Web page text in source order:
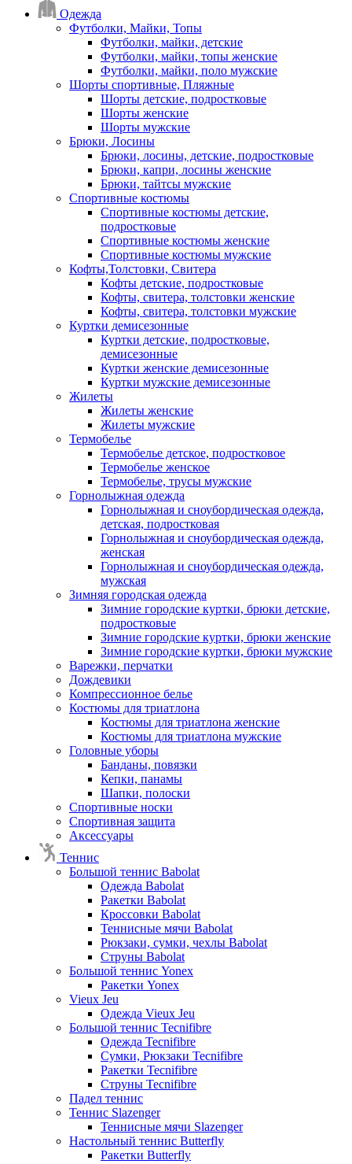
Одежда
Футболки, Майки, Топы
Футболки, майки, детские
Футболки, майки, топы женские
Футболки, майки, поло мужские
Шорты спортивные, Пляжные
Шорты детские, подростковые
Шорты женские
Шорты мужские
Брюки, Лосины
Брюки, лосины, детские, подростковые
Брюки, капри, лосины женские
Брюки, тайтсы мужские
Спортивные костюмы
Спортивные костюмы детские,
подростковые
Спортивные костюмы женские
Спортивные костюмы мужские
Кофты,Толстовки, Свитера
Кофты детские, подростковые
Кофты, свитера, толстовки женские
Кофты, свитера, толстовки мужские
Куртки демисезонные
Куртки детские, подростковые,
демисезонные
Куртки женские демисезонные
Куртки мужские демисезонные
Жилеты
Жилеты женские
Жилеты мужские
Термобелье
Термобелье детское, подростковое
Термобелье женское
Термобелье, трусы мужские
Горнолыжная одежда
Горнолыжная и сноубордическая одежда,
детская, подростковая
Горнолыжная и сноубордическая одежда,
женская
Горнолыжная и сноубордическая одежда,
мужская
Зимняя городская одежда
Зимние городские куртки, брюки детские,
подростковые
Зимние городские куртки, брюки женские
Зимние городские куртки, брюки мужские
Варежки, перчатки
Дождевики
Компрессионное белье
Костюмы для триатлона
Костюмы для триатлона женские
Костюмы для триатлона мужские
Головные уборы
Банданы, повязки
Кепки, панамы
Шапки, полоски
Спортивные носки
Спортивная защита
Аксессуары
Теннис
Большой теннис Babolat
Одежда Babolat
Ракетки Babolat
Кроссовки Babolat
Теннисные мячи Babolat
Рюкзаки, сумки, чехлы Babolat
Струны Babolat
Большой теннис Yonex
Ракетки Yonex
Vieux Jeu
Одежда Vieux Jeu
Большой теннис Tecnifibre
Одежда Tecnifibre
Сумки, Рюкзаки Tecnifibre
Ракетки Tecnifibre
Струны Tecnifibre
Падел теннис
Теннис Slazenger
Теннисные мячи Slazenger
Настольный теннис Butterfly
Ракетки Butterfly